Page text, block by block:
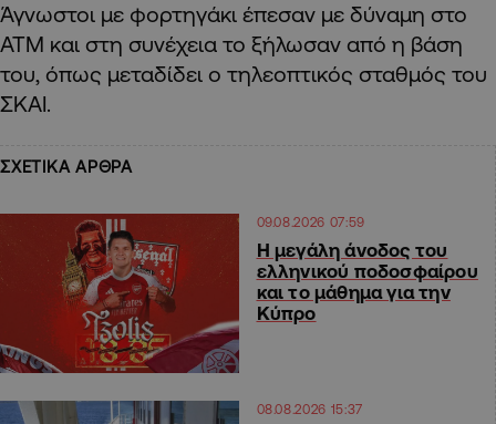
Άγνωστοι με φορτηγάκι έπεσαν με δύναμη στο
ΑΤΜ και στη συνέχεια το ξήλωσαν από η βάση
του, όπως μεταδίδει ο τηλεοπτικός σταθμός του
ΣΚΑΙ.
ΣΧΕΤΙΚΑ ΑΡΘΡΑ
09.08.2026 07:59
Η μεγάλη άνοδος του
ελληνικού ποδοσφαίρου
και το μάθημα για την
Κύπρο
08.08.2026 15:37